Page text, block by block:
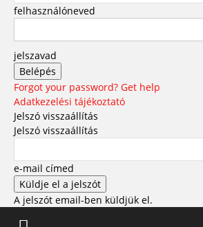
felhasználóneved
jelszavad
Forgot your password? Get help
Adatkezelési tájékoztató
Jelszó visszaállítás
Jelszó visszaállítás
e-mail címed
A jelszót email-ben küldjük el.